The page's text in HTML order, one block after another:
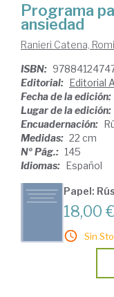
Programa
ansiedad
Ranieri Catena,
ISBN:
Editorial: Editorial
Fecha de la edición:
Lugar de la edición:
Encuadernación:
Medidas: 22 cm
Nº Pág.: 145
Idiomas: Español
Papel:
18,00 €
Sin